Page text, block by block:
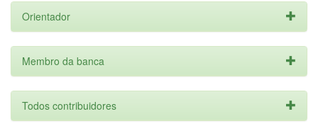
Orientador
Membro da banca
Todos contribuidores